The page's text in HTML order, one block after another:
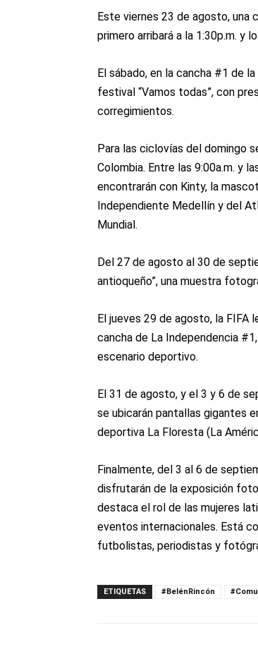
Este viernes 23 de agosto, una
primero arribará a la 1:30p.m. y
El sábado, en la cancha #1 de
festival “Vamos todas”, con
corregimientos.
Para las ciclovías del domingo
Colombia. Entre las 9:00a.m. y
encontrarán con Kinty, la
Independiente Medellín y del
Mundial.
Del 27 de agosto al 30 de
antioqueño”, una muestra
El jueves 29 de agosto, la FIFA
cancha de La Independencia
escenario deportivo.
El 31 de agosto, y el 3 y 6 de
se ubicarán pantallas gigantes
deportiva La Floresta (La
Finalmente, del 3 al 6 de
disfrutarán de la exposición
destaca el rol de las mujeres
eventos internacionales. Está
futbolistas, periodistas y
ETIQUETAS #BelénRincón